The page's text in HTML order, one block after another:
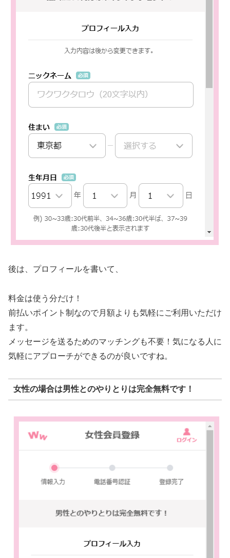
後は、プロフィールを書いて、
料金は使う分だけ！
前払いポイント制なので月額よりも気軽にご利用いただけ
ます。
メッセージを送るためのマッチングも不要！気になる人に
気軽にアプローチができるのが良いですね。
女性の場合は男性とのやりとりは完全無料です！